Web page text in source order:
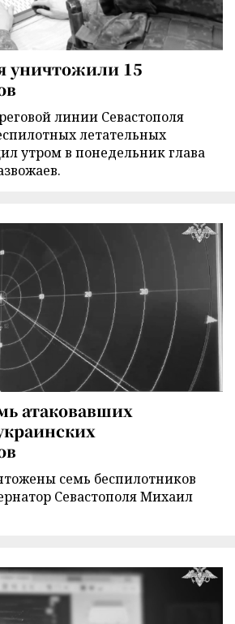
уничтожили 15
линии Севастополя
летательных
утром в понедельник глава
атаковавших
семь беспилотников
Севастополя Михаил